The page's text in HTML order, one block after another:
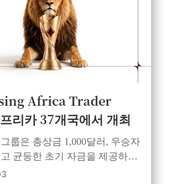
Africa Trader
리카 37개국에서 개최
룹은 총상금 1,000달러, 우승자
균등한 초기 자금을 제공하는
역 대상 데모 트레이딩 대회를